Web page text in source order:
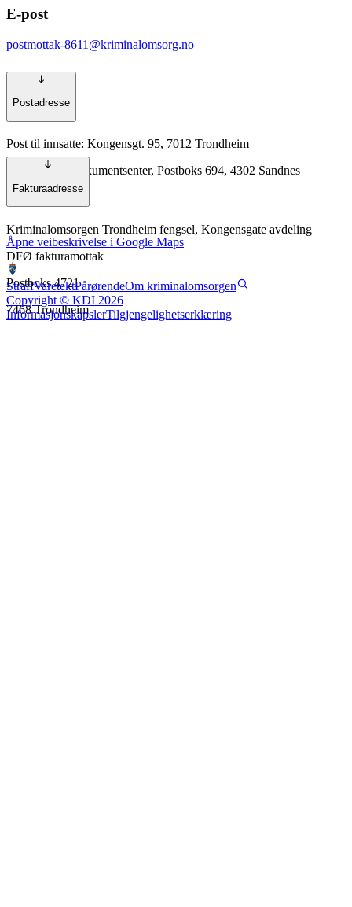
E-post
postmottak-8611@kriminalomsorg.no
Postadresse
Post til innsatte: Kongensgt. 95, 7012 Trondheim
Annen post: Dokumentsenter, Postboks 694, 4302 Sandnes
Fakturaadresse
Kriminalomsorgen Trondheim fengsel, Kongensgate avdeling
DFØ fakturamottak
Postboks 4721
7468 Trondheim
Åpne veibeskrivelse i Google Maps
StraffVaretektPårørendeOm kriminalomsorgen
Copyright © KDI 2026
InformasjonskapslerTilgjengelighetserklæring